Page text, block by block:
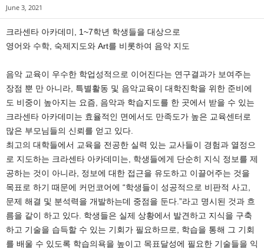
June 3, 2021
크라센타 아카데미, 1~7학년 학생들을 대상으로
영어와 수학, 숙제지도와 Art를 비롯하여 음악 지도
음악 교육이 우수한 학업성적으로 이어진다는 연구결과가 보여주는
장점 뿐 만 아니라, 특별활동 및 음악교육이 대학진학을 위한 준비에
도 비중이 높아지는 요즘, 음악과 학습지도를 한 곳에서 받을 수 있는
크라센타 아카데미는 효율적인 면에서도 만족도가 높은 교육센터로
많은 부모님들의 신뢰를 얻고 있다.
최고의 대학들에서 교육을 전공한 실력 있는 교사들이 경험과 열정으
로 지도하는 크라센타 아카데미는, 학생들에게 단순히 지식 정보를 제
공하는 것이 아니라, 정보에 대한 접근을 유도하고 이끌어주는 것을
목표로 하기 때문에 커먼코어에 “학생들이 성공적으로 비판적 사고,
문제 해결 및 분석력을 개발하는데 중점을 둔다.”라고 명시된 것과 흐
름을 같이 하고 있다. 학생들은 실제 상황에서 발견하고 지식을 구축
하고 기술을 습득할 수 있는 기회가 필요하므로, 학습을 통해 그 기회
를 배울 수 있도록 학습의욕을 높이고 목표달성에 필요한 기술들을 익